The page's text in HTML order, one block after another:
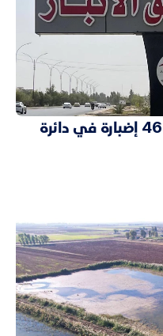
النزاهة تضبط تلاعباً وتزويراً بـ 46 إضبارة في دائرة